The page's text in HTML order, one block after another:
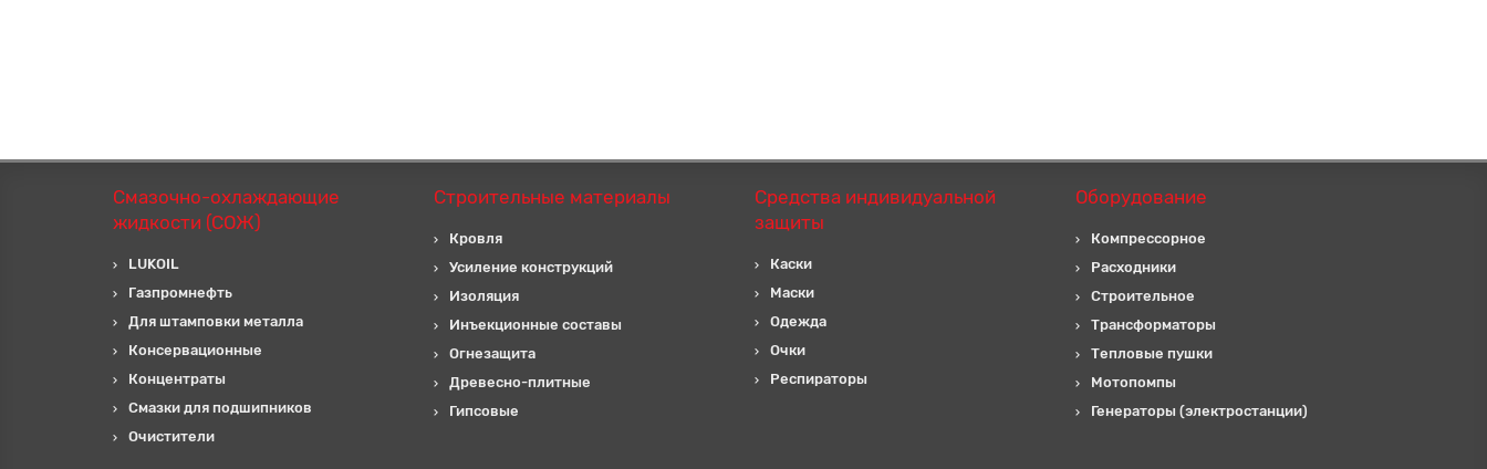
Смазочно-охлаждающие
жидкости (СОЖ)
LUKOIL
Газпромнефть
Для штамповки металла
Консервационные
Концентраты
Смазки для подшипников
Очистители
Строительные материалы
Кровля
Усиление конструкций
Изоляция
Инъекционные составы
Огнезащита
Древесно-плитные
Гипсовые
Средства индивидуальной
защиты
Каски
Маски
Одежда
Очки
Респираторы
Оборудование
Компрессорное
Расходники
Строительное
Трансформаторы
Тепловые пушки
Мотопомпы
Генераторы (электростанции)